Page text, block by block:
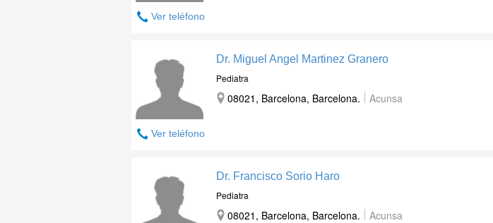
Ver teléfono
Ver teléfono
Dr. Miguel Angel Martinez Granero
Pediatra
08021, Barcelona, Barcelona. Acunsa
Dr. Francisco Sorio Haro
Pediatra
08021, Barcelona, Barcelona. Acunsa